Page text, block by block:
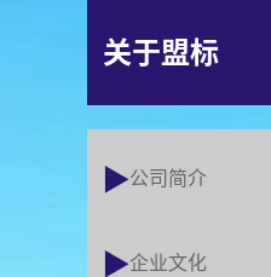
关于盟标
公司简介
企业文化